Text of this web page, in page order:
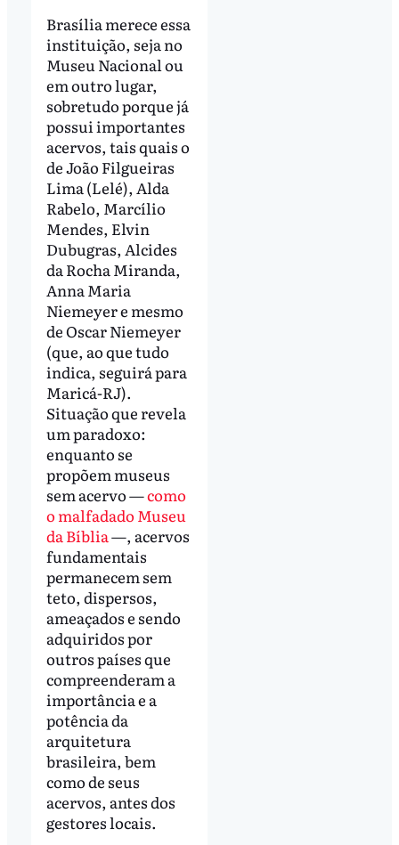
Brasília merece essa
instituição, seja no
Museu Nacional ou
em outro lugar,
sobretudo porque já
possui importantes
acervos, tais quais o
de João Filgueiras
Lima (Lelé), Alda
Rabelo, Marcílio
Mendes, Elvin
Dubugras, Alcides
da Rocha Miranda,
Anna Maria
Niemeyer e mesmo
de Oscar Niemeyer
(que, ao que tudo
indica, seguirá para
Maricá-RJ).
Situação que revela
um paradoxo:
enquanto se
propõem museus
sem acervo —como
o malfadado Museu
da Bíblia—, acervos
fundamentais
permanecem sem
teto, dispersos,
ameaçados e sendo
adquiridos por
outros países que
compreenderam a
importância e a
potência da
arquitetura
brasileira, bem
como de seus
acervos, antes dos
gestores locais.